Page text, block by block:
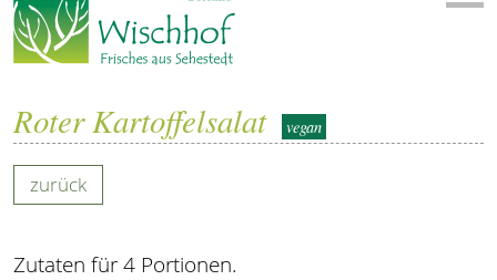
Roter Kartoffelsalat vegan
zurück
Zutaten für 4 Portionen.